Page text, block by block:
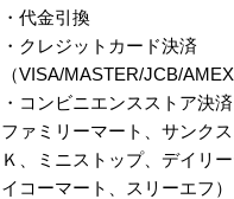
・代金引換
・クレジットカード決済
（VISA/MASTER/JCB/
・コンビニエンスストア決済
ファミリーマート、サンク
Ｋ、ミニストップ、デイリ
イコーマート、スリーエフ）